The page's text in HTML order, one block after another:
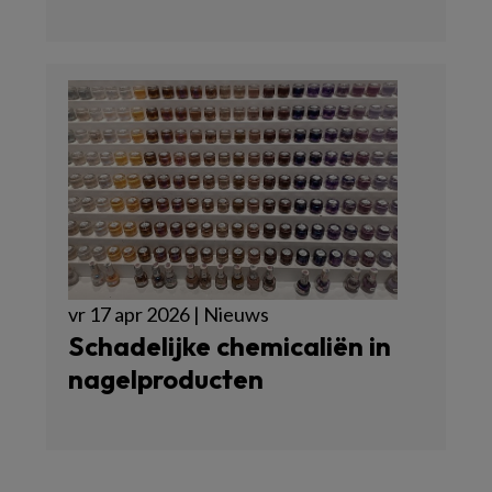
vr 17 apr 2026 | Nieuws
Schadelijke chemicaliën in
nagelproducten